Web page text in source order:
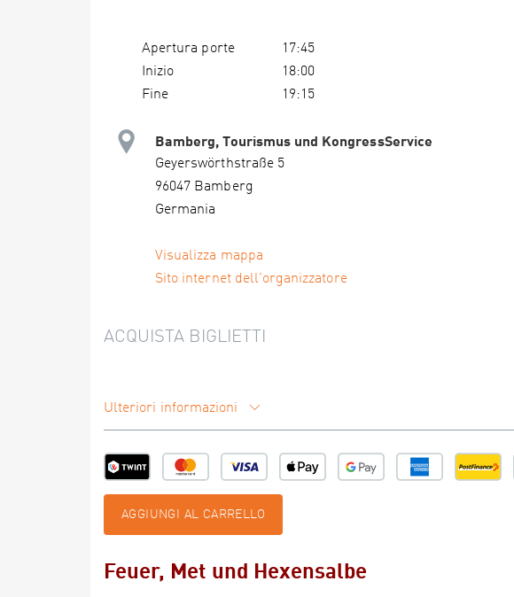
Apertura porte
17:45
Inizio
18:00
Fine
19:15
Bamberg, Tourismus und KongressService
Geyerswörthstraße 5
96047 Bamberg
Germania
Visualizza mappa
Sito internet dell'organizzatore
ACQUISTA BIGLIETTI
Ulteriori informazioni
AGGIUNGI AL CARRELLO
Feuer, Met und Hexensalbe